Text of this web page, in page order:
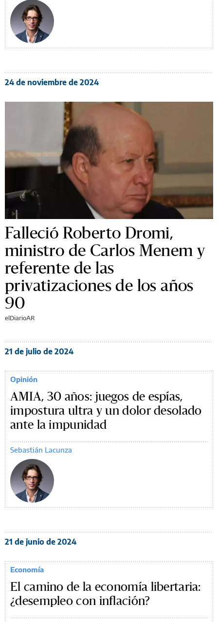
24 de noviembre de 2024
Falleció Roberto Dromi,
ministro de Carlos Menem y
referente de las
privatizaciones de los años
90
elDiarioAR
21 de julio de 2024
Opinión
AMIA, 30 años: juegos de espías,
impostura ultra y un dolor desolado
ante la impunidad
Sebastián Lacunza
21 de junio de 2024
Economía
El camino de la economía libertaria:
¿desempleo con inflación?